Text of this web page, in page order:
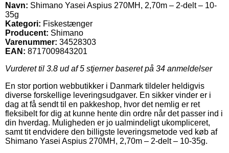
Navn: Shimano Yasei Aspius 270MH, 2,70m – 2-delt – 10-
35g
Kategori: Fiskestænger
Producent: Shimano
Varenummer: 34528303
EAN: 8717009843201
Vurderet til 3.8 ud af 5 stjerner baseret på 34 anmeldelser
En stor portion webbutikker i Danmark tildeler heldigvis
diverse forskellige leveringsudgaver. En sikker vinder er i
dag at få sendt til en pakkeshop, hvor det nemlig er ret
fleksibelt for dig at kunne hente din ordre når det passer ind i
din hverdag. Muligheden er jo ualmindeligt ukompliceret,
samt tit endvidere den billigste leveringsmetode ved køb af
Shimano Yasei Aspius 270MH, 2,70m – 2-delt – 10-35g.